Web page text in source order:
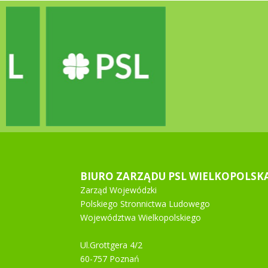
BIURO ZARZĄDU PSL
Zarząd Wojewódzki
Polskiego Stronnictwa Ludowego
Województwa Wielkopolskiego
Ul.Grottgera 4/2
60-757 Poznań